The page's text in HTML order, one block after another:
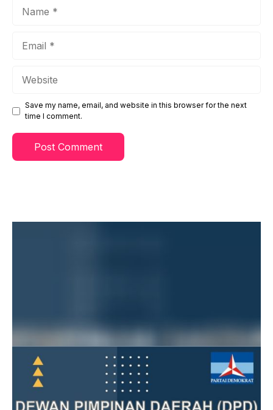
Save my name, email, and website in this browser for the next
time I comment.